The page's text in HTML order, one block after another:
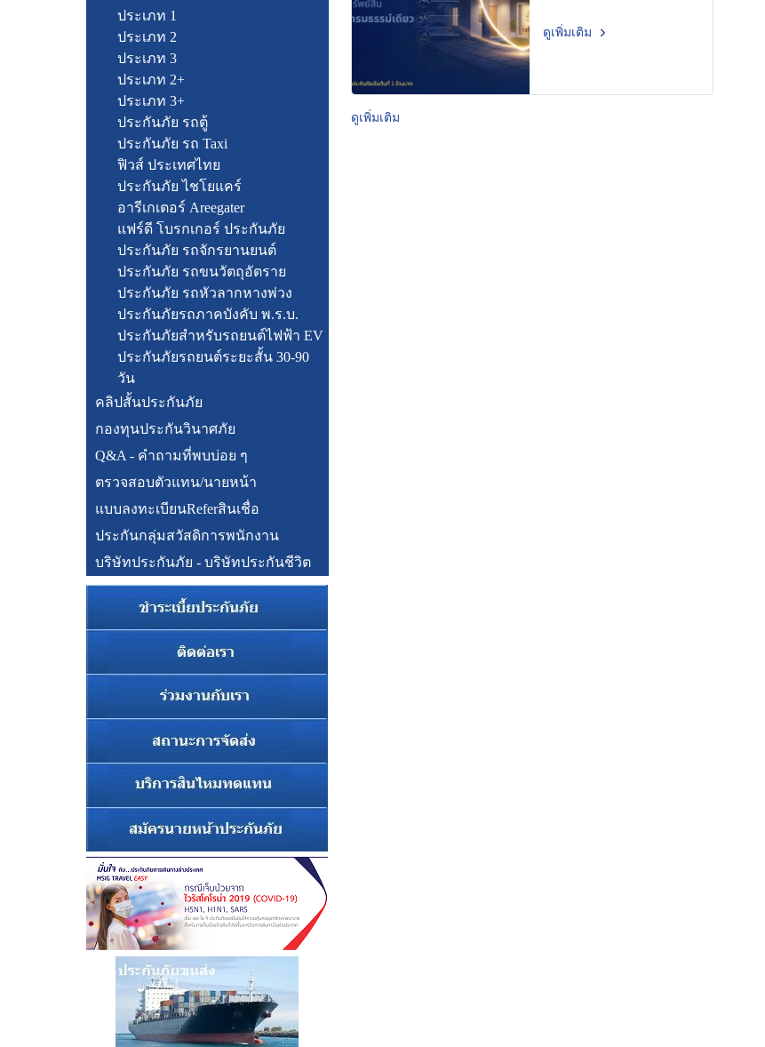
ดูเพิ่มเติม
ดูเพิ่มเติม
ประเภท 1
ประเภท 2
ประเภท 3
ประเภท 2+
ประเภท 3+
ประกันภัย รถตู้
ประกันภัย รถ Taxi
ฟิวส์ ประเทศไทย
ประกันภัย ไชโยแคร์
อารีเกเตอร์ Areegater
แฟร์ดี โบรกเกอร์ ประกันภัย
ประกันภัย รถจักรยานยนต์
ประกันภัย รถขนวัตถุอัตราย
ประกันภัย รถหัวลากหางพ่วง
ประกันภัยรถภาคบังคับ พ.ร.บ.
ประกันภัยสำหรับรถยนต์ไฟฟ้า EV
ประกันภัยรถยนต์ระยะสั้น 30-90
วัน
คลิปสั้นประกันภัย
กองทุนประกันวินาศภัย
Q&A - คำถามที่พบบ่อย ๆ
ตรวจสอบตัวแทน/นายหน้า
แบบลงทะเบียนReferสินเชื่อ
ประกันกลุ่มสวัสดิการพนักงาน
บริษัทประกันภัย - บริษัทประกันชีวิต